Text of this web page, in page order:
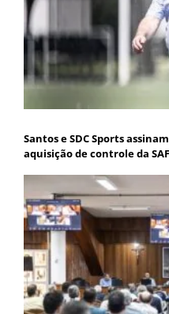
Santos e SDC Sports
aquisição de controle da SAF